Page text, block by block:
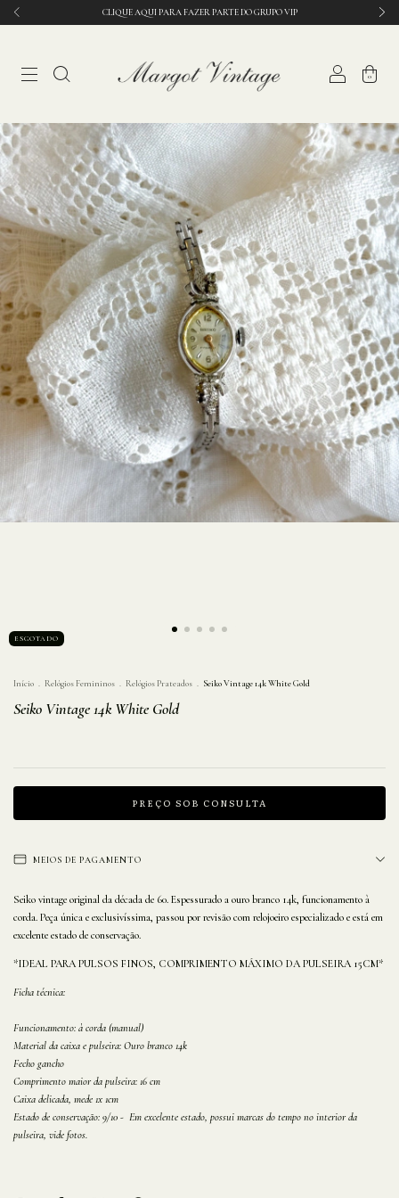
CLIQUE AQUI PARA FAZER PARTE DO GRUPO VIP
0
ESGOTADO
Início . Relógios Femininos . Relógios Prateados . Seiko Vintage 14k White Gold
Seiko Vintage 14k White Gold
MEIOS DE PAGAMENTO
Seiko vintage original da década de 60. Espessurado a ouro branco 14k, funcionamento à
corda. Peça única e exclusivíssima, passou por revisão com relojoeiro especializado e está em
excelente estado de conservação.
*IDEAL PARA PULSOS FINOS, COMPRIMENTO MÁXIMO DA PULSEIRA 15CM*
Ficha técnica:
Funcionamento: à corda (manual)
Material da caixa e pulseira: Ouro branco 14k
Fecho gancho
Comprimento maior da pulseira: 16 cm
Caixa delicada, mede 1x 1cm
Estado de conservação: 9/10 - Em excelente estado, possui marcas do tempo no interior da
pulseira, vide fotos.